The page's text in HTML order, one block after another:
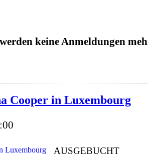
keine Anmeldungen
Cooper in Luxembourg
AUSGEBUCHT